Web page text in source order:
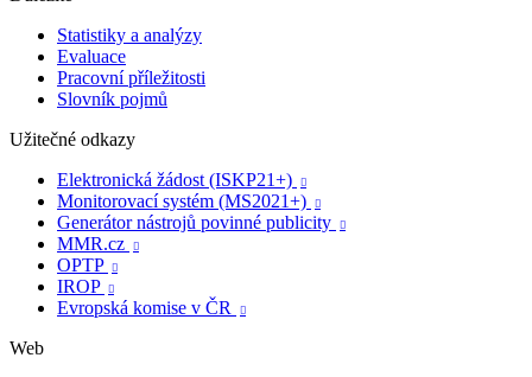
Statistiky a analýzy
Evaluace
Pracovní příležitosti
Slovník pojmů
Užitečné odkazy
Elektronická žádost (ISKP21+)

Monitorovací systém (MS2021+) 
Generátor nástrojů povinné publicity 
MMR.cz 
OPTP 
IROP 
Evropská komise v ČR 
Web